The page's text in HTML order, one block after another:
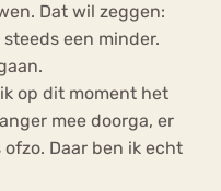
Dat wil zeggen:
een minder.
op dit moment het
mee doorga, er
Daar ben ik echt